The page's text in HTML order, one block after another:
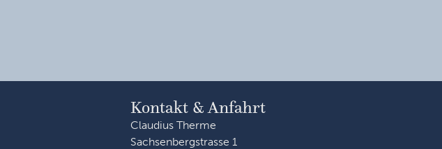
Kontakt & Anfahrt
Claudius Therme
Sachsenbergstrasse 1